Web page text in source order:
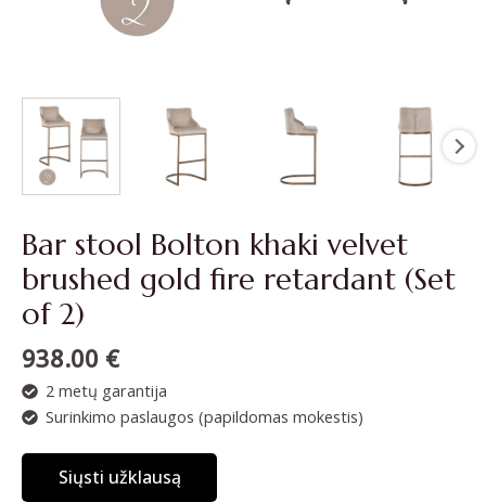
Bar stool Bolton khaki velvet
brushed gold fire retardant (Set
of 2)
938.00 €
2 metų garantija
Surinkimo paslaugos (papildomas mokestis)
Siųsti užklausą